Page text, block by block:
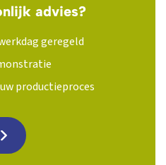
advies?
geregeld
productieproces